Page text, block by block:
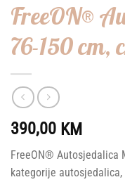
FreeON®
76-150 cm,
390,00 KM
FreeON® Autosjedalica
kategorije